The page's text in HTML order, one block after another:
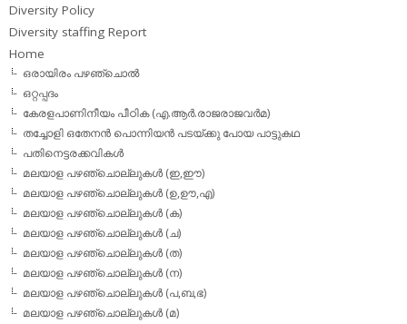
Diversity Policy
Diversity staffing Report
Home
ഒരായിരം പഴഞ്ചൊല്‍
ഒറ്റപ്പദം
കേരളപാണിനീയം പീഠിക (എ.ആര്‍.രാജരാജവര്‍മ)
തച്ചോളി ഒതേനൻ പൊന്നിയൻ പടയ്‌ക്കു പോയ പാട്ടുകഥ
പതിനെട്ടരക്കവികള്‍
മലയാള പഴഞ്ചൊല്ലുകള്‍ (ഇ,ഈ)
മലയാള പഴഞ്ചൊല്ലുകള്‍ (ഉ,ഊ,എ)
മലയാള പഴഞ്ചൊല്ലുകള്‍ (ക)
മലയാള പഴഞ്ചൊല്ലുകള്‍ (ച)
മലയാള പഴഞ്ചൊല്ലുകള്‍ (ത)
മലയാള പഴഞ്ചൊല്ലുകള്‍ (ന)
മലയാള പഴഞ്ചൊല്ലുകള്‍ (പ,ബ,ഭ)
മലയാള പഴഞ്ചൊല്ലുകള്‍ (മ)